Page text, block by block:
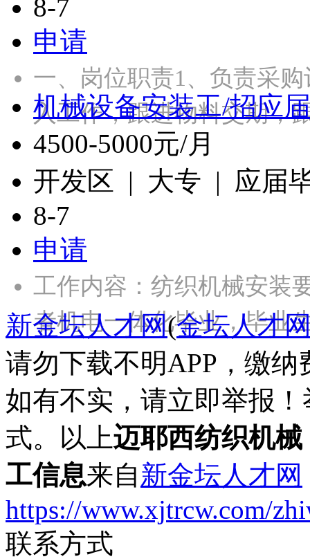
8-7
申请
一、岗位职责1、负责采
入工作，跟进物料交期
机械设备安装工/招应
4500-5000元/月
开发区 | 大专 | 应届
8-7
申请
工作内容：纺织机械安装
者机电一体化毕业，毕
新金坛人才网(金坛人才
请勿下载不明APP，缴
如有不实，请立即举报
式。以上迈耶西纺织机
工信息来自新金坛人才网
https://www.xjtrcw.com/
联系方式